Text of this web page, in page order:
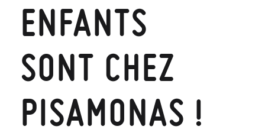
ENFANTS
SONT CHEZ
PISAMONAS !